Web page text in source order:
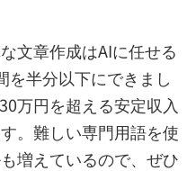
文章作成はAIに任せる
を半分以下にできまし
万円を超える安定収入
。難しい専門用語を使
増えているので、ぜひ